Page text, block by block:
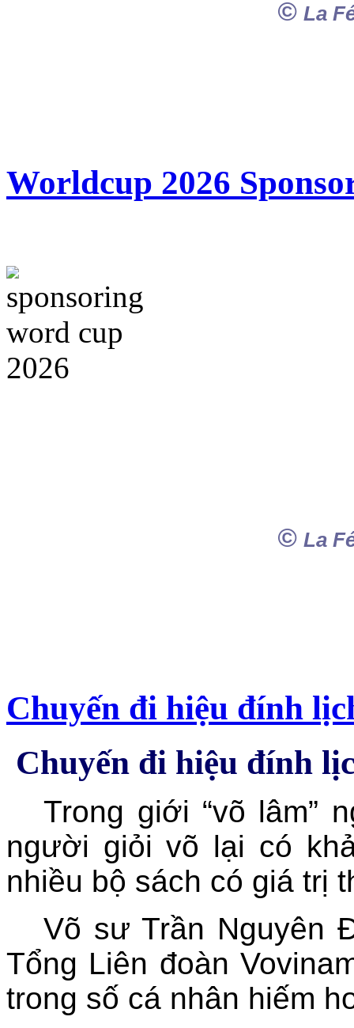
© La
Worldcup 2026
© La
Chuyến đi hiệu đính
Chuyến đi hiệu đính
Trong giới “võ lâm”
người giỏi võ lại có
nhiều bộ sách có giá trị
Võ sư Trần Nguyên
Tổng Liên đoàn
trong số cá nhân hiếm